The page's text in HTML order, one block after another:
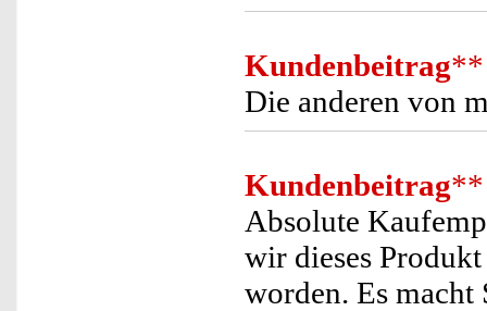
Kundenbeitrag**
Die anderen von
Kundenbeitrag**
Absolute
wir dieses
worden. Es macht